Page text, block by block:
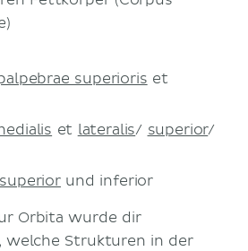
superioris et
et lateralis/ superior/
und inferior
Orbita wurde dir
welche Strukturen in der